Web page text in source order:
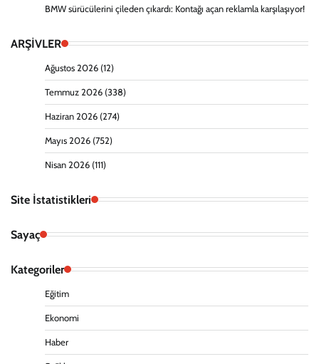
BMW sürücülerini çileden çıkardı: Kontağı açan reklamla karşılaşıyor!
ARŞİVLER
Ağustos 2026 (12)
Temmuz 2026 (338)
Haziran 2026 (274)
Mayıs 2026 (752)
Nisan 2026 (111)
Site İstatistikleri
Sayaç
Kategoriler
Eğitim
Ekonomi
Haber